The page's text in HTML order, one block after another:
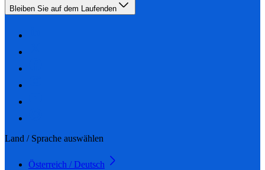
Bleiben Sie auf dem Laufenden
Land / Sprache auswählen
Österreich / Deutsch